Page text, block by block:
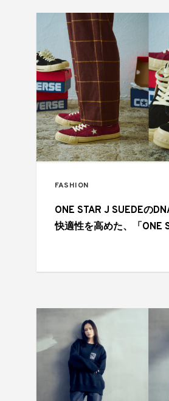
FASHION
ONE STAR J SUEDEの
快適性を高めた、「ONE